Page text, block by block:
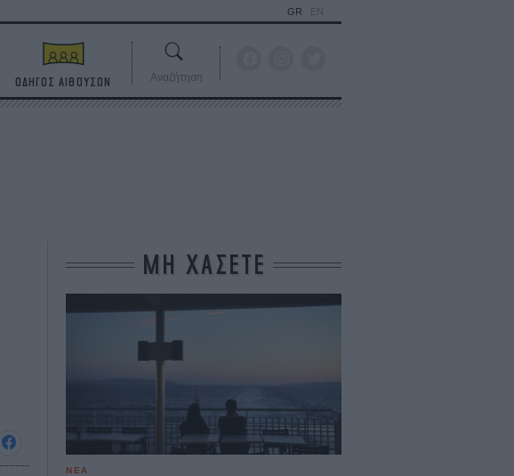
GR EN
ΟΔΗΓΟΣ ΑΙΘΟΥΣΩΝ Αναζήτηση
ΜΗ ΧΑΣΕΤΕ
ΝΕΑ